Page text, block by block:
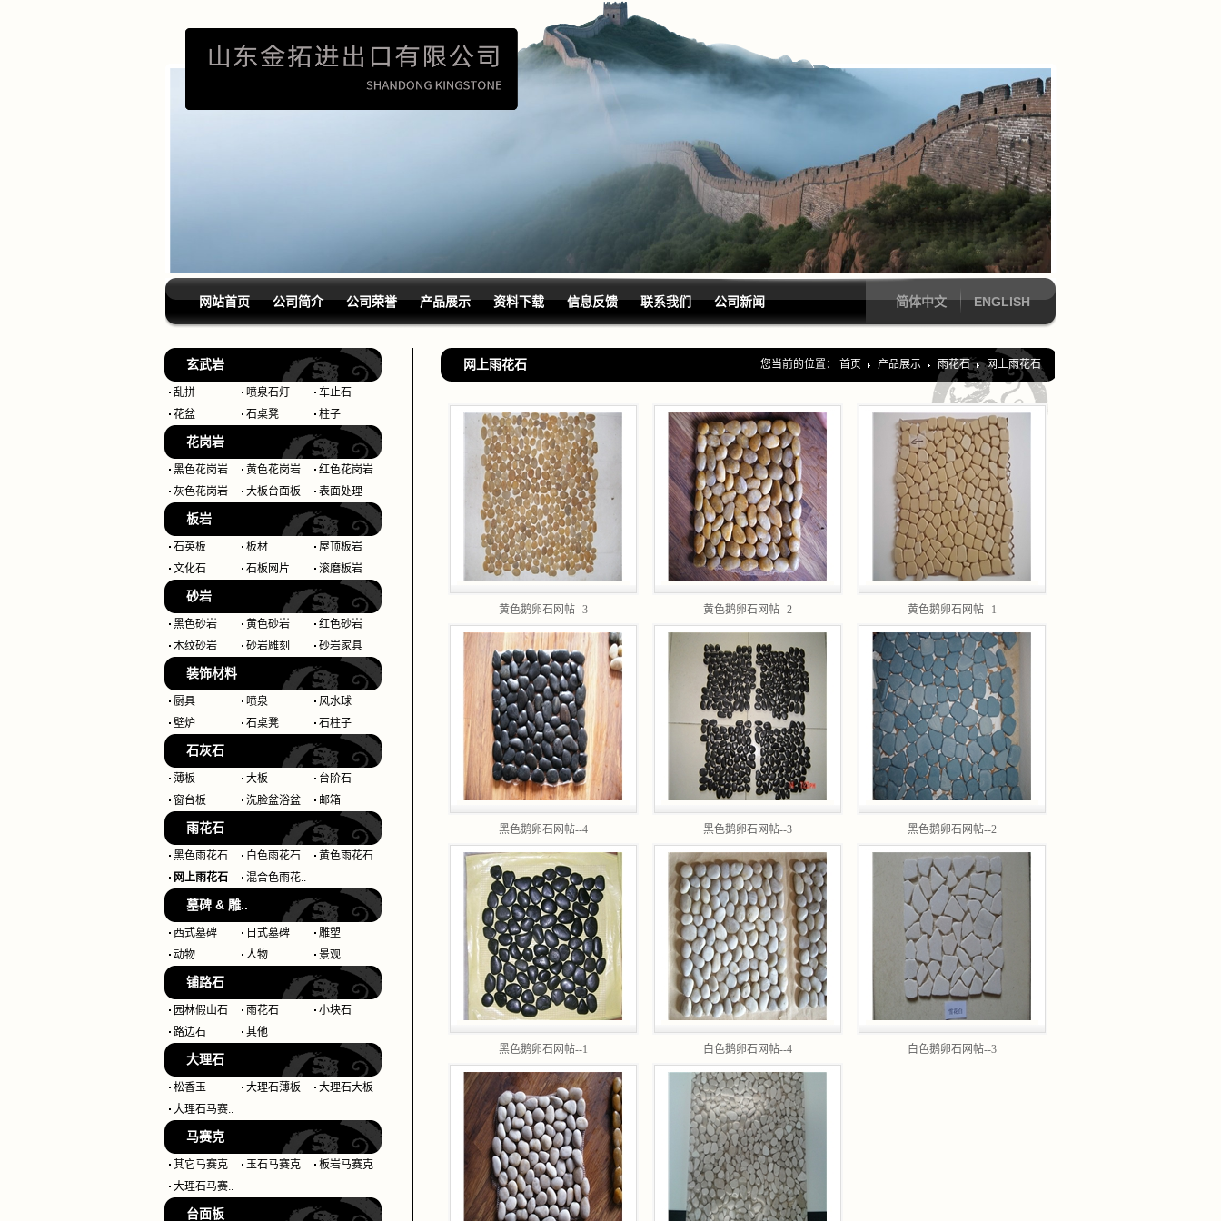
网站首页 公司简介 公司荣誉 产品展示 资料下载 信息反馈 联系我们 公司新闻 简体中文 ENGLISH
玄武岩
乱拼 喷泉石灯
车止石
花盆
石桌凳 柱子
花岗岩
黑色花岗岩 黄色花岗岩
红色花岗岩
灰色花岗岩
大板台面板 表面处理
板岩
石英板 板材
屋顶板岩
文化石
石板网片 滚磨板岩
砂岩
黑色砂岩 黄色砂岩
红色砂岩
木纹砂岩
砂岩雕刻 砂岩家具
装饰材料
厨具 喷泉
风水球
壁炉
石桌凳 石柱子
石灰石
薄板 大板
台阶石
窗台板
洗脸盆浴盆 邮箱
雨花石
黑色雨花石 白色雨花石
黄色雨花石
网上雨花石
混合色雨花..
墓碑 & 雕..
西式墓碑 日式墓碑
雕塑
动物
人物 景观
铺路石
园林假山石 雨花石
小块石
路边石
其他
大理石
松香玉 大理石薄板
大理石大板
大理石马赛..
马赛克
其它马赛克 玉石马赛克
板岩马赛克
大理石马赛..
台面板
网上雨花石 您当前的位置： 首页 产品展示 雨花石 网上雨花石
黄色鹅卵石网帖--3 黄色鹅卵石网帖--2 黄色鹅卵石网帖--1
黑色鹅卵石网帖--4 黑色鹅卵石网帖--3 黑色鹅卵石网帖--2
黑色鹅卵石网帖--1 白色鹅卵石网帖--4 白色鹅卵石网帖--3